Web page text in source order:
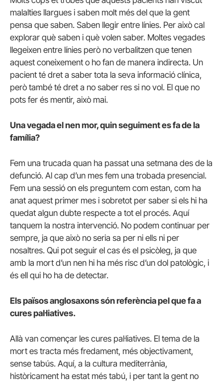
malalties llargues i saben molt més del que la gent
pensa que saben. Saben llegir entre línies. Per això cal
explorar què saben i què volen saber. Moltes vegades
llegeixen entre línies però no verbalitzen que tenen
aquest coneixement o ho fan de manera indirecta. Un
pacient té dret a saber tota la seva informació clínica,
però també té dret a no saber res si no vol. El que no
pots fer és mentir, això mai.
Una vegada el nen mor, quin seguiment es fa de la
família?
Fem una trucada quan ha passat una setmana des de la
defunció. Al cap d’un mes fem una trobada presencial.
Fem una sessió on els preguntem com estan, com ha
anat aquest primer mes i sobretot per saber si els hi ha
quedat algun dubte respecte a tot el procés. Aquí
tanquem la nostra intervenció. No podem continuar per
sempre, ja que això no seria sa per ni ells ni per
nosaltres. Qui pot seguir el cas és el psicòleg, ja que
amb la mort d’un nen hi ha més risc d’un dol patològic, i
és ell qui ho ha de detectar.
Els països anglosaxons són referència pel que fa a
cures pal·liatives.
Allà van començar les cures pal·liatives. El tema de la
mort es tracta més fredament, més objectivament,
sense tabús. Aquí, a la cultura mediterrània,
històricament ha estat més tabú, i per tant la gent no